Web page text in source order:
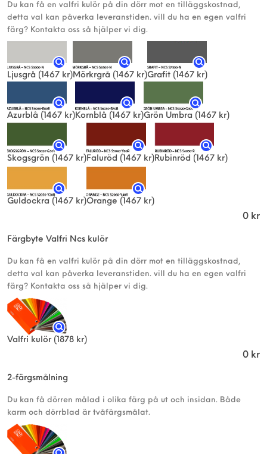
Du kan få en valfri kulör på din dörr mot en tilläggskostnad,
detta val kan påverka leveranstiden. vill du ha en egen valfri
färg? Kontakta oss så hjälper vi dig.
Ljusgrå (1467 kr)Mörkrgrå (1467 kr)Grafit (1467 kr)
Azurblå (1467 kr)Kornblå (1467 kr)Grön Umbra (1467 kr)
Skogsgrön (1467 kr)Faluröd (1467 kr)Rubinröd (1467 kr)
Guldockra (1467 kr)Orange (1467 kr)
0 kr
Färgbyte Valfri Ncs kulör
Du kan få en valfri kulör på din dörr mot en tilläggskostnad,
detta val kan påverka leveranstiden. vill du ha en egen valfri
färg? Kontakta oss så hjälper vi dig.
Valfri kulör(1878 kr)
0 kr
2-färgsmålning
Du kan få dörren målad i olika färg på ut och insidan. Både
karm och dörrblad är tvåfärgsmålat.